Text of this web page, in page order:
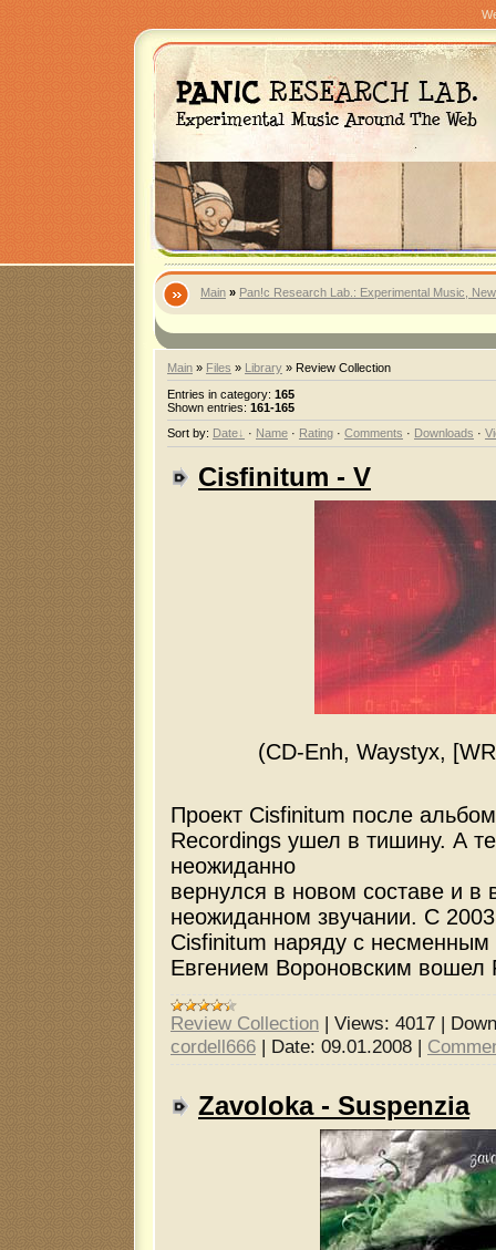
Main » Pan!c Research Lab.: Experimental Music,
Main » Files » Library » Review Collection
Entries in category: 165
Shown entries: 161-165
Sort by: Date · Name · Rating · Comments · Downloads ·
Cisfinitum - V
(CD-Enh, Waystyx,
Проект Cisfinitum после
Recordings ушел в тишину. А
неожиданно
вернулся в новом составе и в
неожиданном звучании. С
Cisfinitum наряду с несменным
Евгением Вороновским вошел
Review Collection | Views: 4017 |
cordell666 | Date: 09.01.2008 |
Zavoloka - Suspenzia